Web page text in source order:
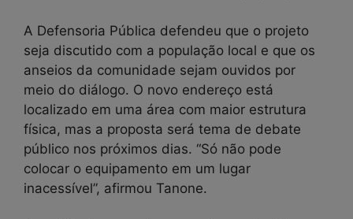
A Defensoria Pública defendeu que o projeto
seja discutido com a população local e que os
anseios da comunidade sejam ouvidos por
meio do diálogo. O novo endereço está
localizado em uma área com maior estrutura
física, mas a proposta será tema de debate
público nos próximos dias. “Só não pode
colocar o equipamento em um lugar
inacessível”, afirmou Tanone.